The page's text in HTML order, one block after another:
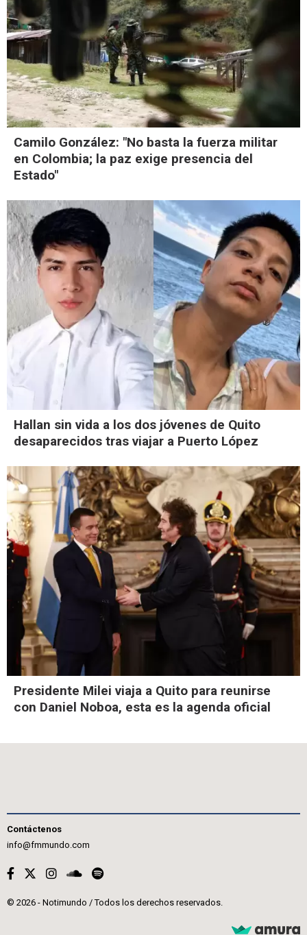
Camilo González: "No basta la fuerza militar
en Colombia; la paz exige presencia del
Estado"
Hallan sin vida a los dos jóvenes de Quito
desaparecidos tras viajar a Puerto López
Presidente Milei viaja a Quito para reunirse
con Daniel Noboa, esta es la agenda oficial
Contáctenos
info@fmmundo.com
© 2026 - Notimundo / Todos los derechos reservados.